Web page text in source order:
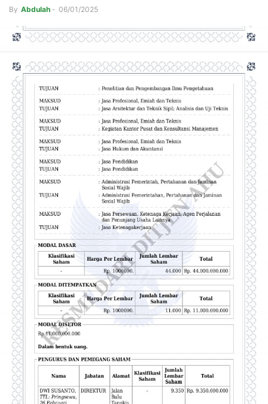
By Abdulah - 06/01/2025